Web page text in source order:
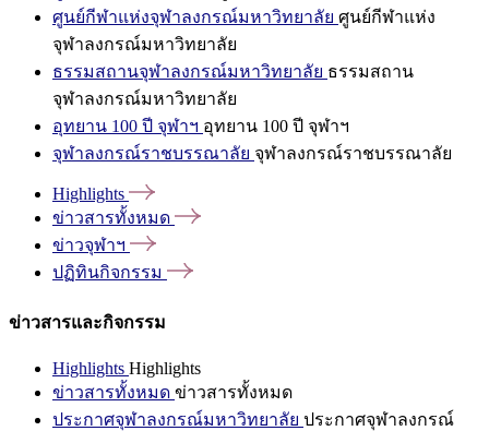
ศูนย์กีฬาแห่งจุฬาลงกรณ์มหาวิทยาลัย ศูนย์กีฬาแห่ง
จุฬาลงกรณ์มหาวิทยาลัย
ธรรมสถานจุฬาลงกรณ์มหาวิทยาลัย ธรรมสถาน
จุฬาลงกรณ์มหาวิทยาลัย
อุทยาน 100 ปี จุฬาฯ อุทยาน 100 ปี จุฬาฯ
จุฬาลงกรณ์ราชบรรณาลัย จุฬาลงกรณ์ราชบรรณาลัย
Highlights
ข่าวสารทั้งหมด
ข่าวจุฬาฯ
ปฏิทินกิจกรรม
ข่าวสารและกิจกรรม
Highlights Highlights
ข่าวสารทั้งหมด ข่าวสารทั้งหมด
ประกาศจุฬาลงกรณ์มหาวิทยาลัย ประกาศจุฬาลงกรณ์